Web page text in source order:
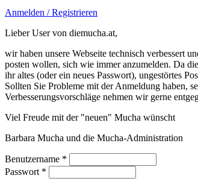
Anmelden / Registrieren
Lieber User von diemucha.at,
wir haben unsere Webseite technisch verbessert
posten wollen, sich wie immer anzumelden. Da
ihr altes (oder ein neues Passwort), ungestörtes
Sollten Sie Probleme mit der Anmeldung haben,
Verbesserungsvorschläge nehmen wir gerne
Viel Freude mit der "neuen" Mucha wünscht
Barbara Mucha und die Mucha-Administration
Benutzername *
Passwort *